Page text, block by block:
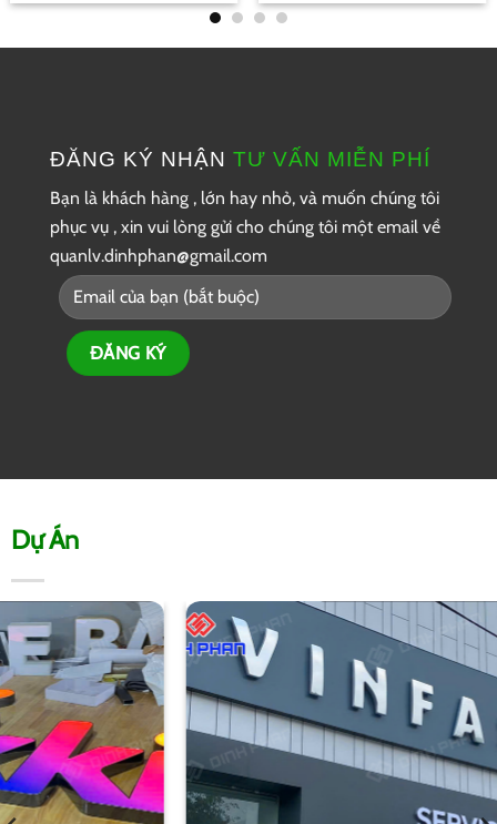
ĐĂNG KÝ NHẬNTƯ VẤN MIỄN PHÍ
Bạn là khách hàng , lớn hay nhỏ, và muốn chúng tôi
phục vụ , xin vui lòng gửi cho chúng tôi một email về
quanlv.dinhphan@gmail.com
Dự Án